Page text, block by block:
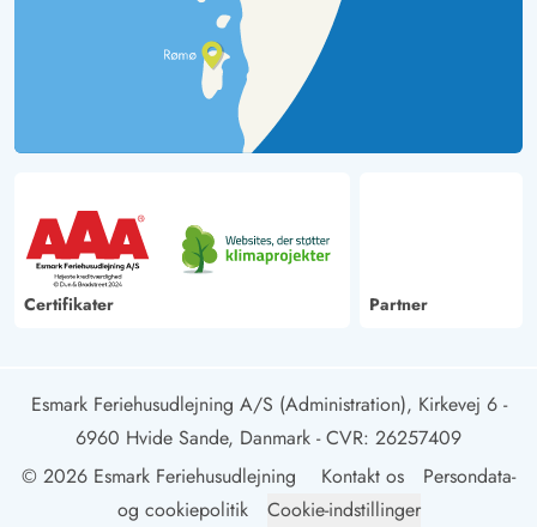
Certifikater Partner
Esmark Feriehusudlejning A/S (Administration), Kirkevej 6 -
6960 Hvide Sande, Danmark - CVR: 26257409
© 2026 Esmark Feriehusudlejning
Kontakt os
Persondata-
og cookiepolitik
Cookie-indstillinger